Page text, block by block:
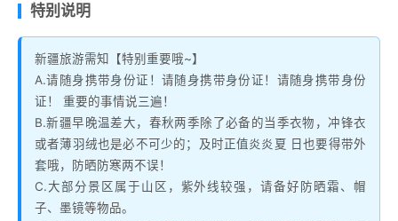
特别说明
新疆旅游需知【特别重要哦~】
A.请随身携带身份证！请随身携带身份证！请随身携带身份
证！ 重要的事情说三遍！
B.新疆早晚温差大，春秋两季除了必备的当季衣物，冲锋衣
或者薄羽绒也是必不可少的；及时正值炎炎夏 日也要得带外
套哦，防晒防寒两不误！
C.大部分景区属于山区，紫外线较强，请备好防晒霜、帽
子、墨镜等物品。